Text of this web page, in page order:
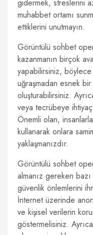
gidermek, streslerini
muhabbet ortamı
ettiklerini unutmayın.
Görüntülü sohbet
kazanmanın birçok
yapabilirsiniz, böylece
uğraşmadan esnek bir
oluşturabilirsiniz.
veya tecrübeye
Önemli olan,
kullanarak onlara
yaklaşmanızdır.
Görüntülü sohbet
almanız gereken
güvenlik önlemlerini
İnternet üzerinde
ve kişisel verilerin
göstermelisiniz.